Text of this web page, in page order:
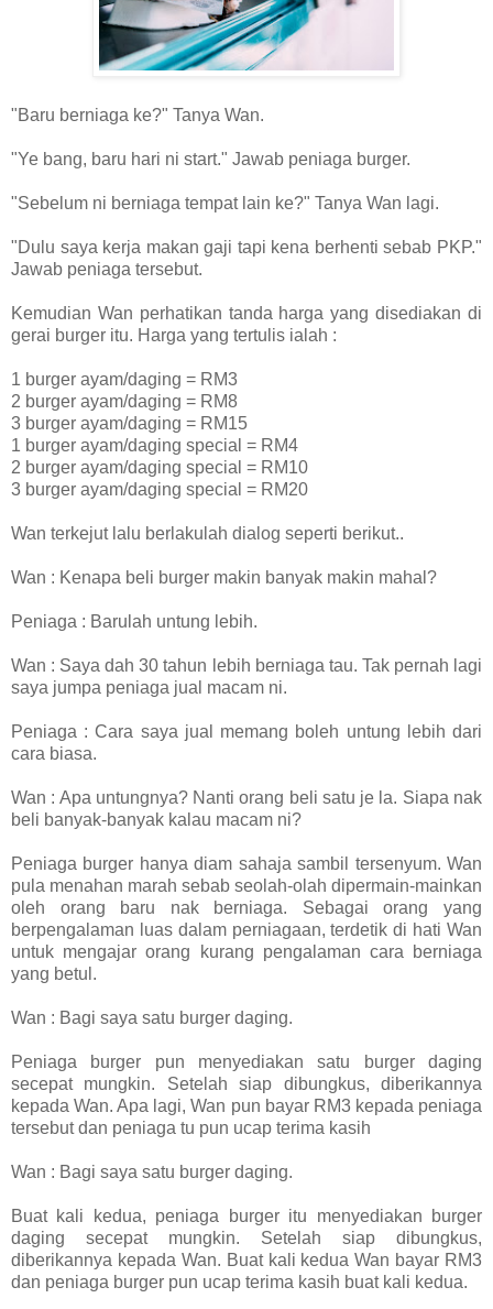
"Baru berniaga ke?" Tanya Wan.
"Ye bang, baru hari ni start." Jawab peniaga burger.
"Sebelum ni berniaga tempat lain ke?" Tanya Wan lagi.
"Dulu saya kerja makan gaji tapi kena berhenti sebab PKP."
Jawab peniaga tersebut.
Kemudian Wan perhatikan tanda harga yang disediakan di
gerai burger itu. Harga yang tertulis ialah :
1 burger ayam/daging = RM3
2 burger ayam/daging = RM8
3 burger ayam/daging = RM15
1 burger ayam/daging special = RM4
2 burger ayam/daging special = RM10
3 burger ayam/daging special = RM20
Wan terkejut lalu berlakulah dialog seperti berikut..
Wan : Kenapa beli burger makin banyak makin mahal?
Peniaga : Barulah untung lebih.
Wan : Saya dah 30 tahun lebih berniaga tau. Tak pernah lagi
saya jumpa peniaga jual macam ni.
Peniaga : Cara saya jual memang boleh untung lebih dari
cara biasa.
Wan : Apa untungnya? Nanti orang beli satu je la. Siapa nak
beli banyak-banyak kalau macam ni?
Peniaga burger hanya diam sahaja sambil tersenyum. Wan
pula menahan marah sebab seolah-olah dipermain-mainkan
oleh orang baru nak berniaga. Sebagai orang yang
berpengalaman luas dalam perniagaan, terdetik di hati Wan
untuk mengajar orang kurang pengalaman cara berniaga
yang betul.
Wan : Bagi saya satu burger daging.
Peniaga burger pun menyediakan satu burger daging
secepat mungkin. Setelah siap dibungkus, diberikannya
kepada Wan. Apa lagi, Wan pun bayar RM3 kepada peniaga
tersebut dan peniaga tu pun ucap terima kasih
Wan : Bagi saya satu burger daging.
Buat kali kedua, peniaga burger itu menyediakan burger
daging secepat mungkin. Setelah siap dibungkus,
diberikannya kepada Wan. Buat kali kedua Wan bayar RM3
dan peniaga burger pun ucap terima kasih buat kali kedua.